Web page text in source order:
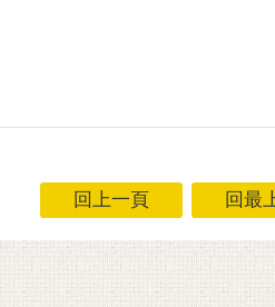
回上一頁 回最